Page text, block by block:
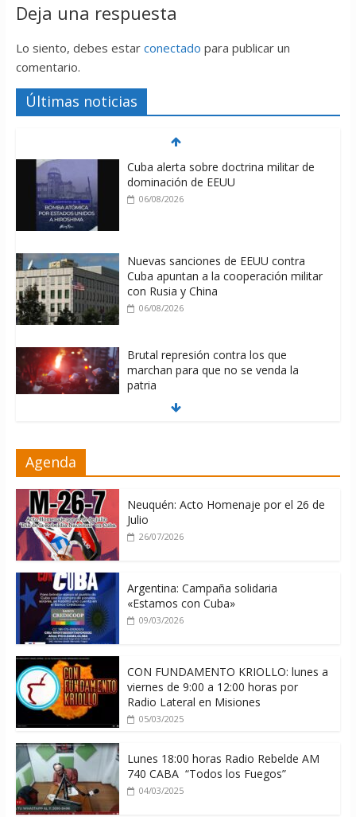
Deja una respuesta
Lo siento, debes estar conectado para publicar un
comentario.
Últimas noticias
Cuba alerta sobre doctrina militar de
dominación de EEUU
06/08/2026
Nuevas sanciones de EEUU contra
Cuba apuntan a la cooperación militar
con Rusia y China
06/08/2026
Brutal represión contra los que
marchan para que no se venda la
patria
06/08/2026
06/08/2026
Agenda
Neuquén: Acto Homenaje por el 26 de
Julio
26/07/2026
Argentina: Campaña solidaria
«Estamos con Cuba»
09/03/2026
CON FUNDAMENTO KRIOLLO: lunes a
viernes de 9:00 a 12:00 horas por
Radio Lateral en Misiones
05/03/2025
Lunes 18:00 horas Radio Rebelde AM
740 CABA “Todos los Fuegos”
04/03/2025